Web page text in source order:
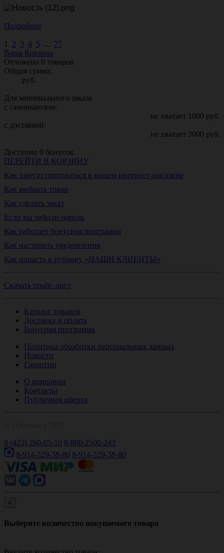
Подробнее
1 2 3 4 5 ... 77
Ваша Корзина
Отложено 0 товаров
Общая сумма:
руб.
Для минимального заказа
с самовывозом:
не хватает 1000 руб.
с доставкой:
не хватает 3000 руб.
Доступно 0 бонусов.
ПЕРЕЙТИ В КОРЗИНУ
Как зарегистрироваться в нашем интернет-магазине
Как выбрать товар
Как сделать заказ
Если вы забыли пароль
Как работает бонусная программа
Как настроить уведомления
Как попасть в рубрику «НАШИ КЛИЕНТЫ»
Скачать прайс-лист
Каталог товаров
Доставка и оплата
Бонусная программа
Политика обработки персональных данных
Новости
Гарантии
О компании
Контакты
Публичная оферта
8 (423) 260-05-10 8-800-2500-243
8-914-329-38-80 8-914-329-38-80
×
Выберите количество покупаемого товара